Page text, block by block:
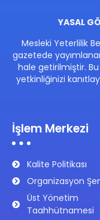
YASAL
Mesleki Yeterlilik
gazetede
hale getirilmiştir. Bu
yetkinliğinizi
İşlem Merkezi
Kalite Politikası
Organizasyon
Üst Yönetim
Taahhütnamesi